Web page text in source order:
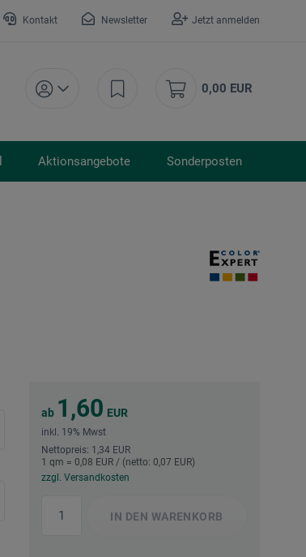
Kontakt Newsletter Jetzt anmelden
0,00 EUR
Aktionsangebote Sonderposten
ab 1,60 EUR
inkl. 19% Mwst
Nettopreis: 1,34 EUR
1 qm = 0,08 EUR / (netto: 0,07 EUR)
zzgl. Versandkosten
IN DEN WARENKORB